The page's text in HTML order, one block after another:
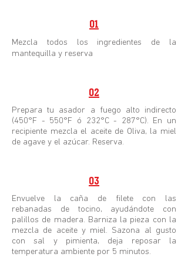
01
Mezcla todos los ingredientes de la
mantequilla y reserva
02
Prepara tu asador a fuego alto indirecto
(450°F - 550°F ó 232°C - 287°C). En un
recipiente mezcla el aceite de Oliva, la miel
de agave y el azúcar. Reserva.
03
Envuelve la caña de filete con las
rebanadas de tocino, ayudándote con
palillos de madera. Barniza la pieza con la
mezcla de aceite y miel. Sazona al gusto
con sal y pimienta, deja reposar la
temperatura ambiente por 5 minutos.